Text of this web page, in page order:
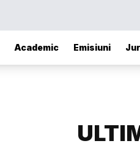
Academic Emisiuni